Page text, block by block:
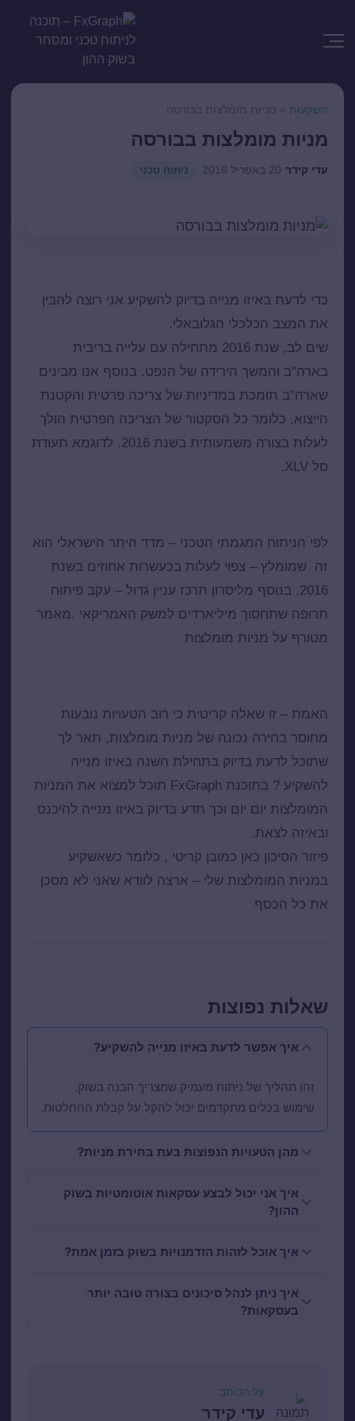
השקעות » מניות מומלצות בבורסה
מניות מומלצות בבורסה
עדי קידר 20 באפריל 2016 ניתוח טכני
כדי לדעת באיזו מנייה בדיוק להשקיע אני רוצה להבין
את המצב הכלכלי הגלובאלי.
שים לב, שנת 2016 מתחילה עם עלייה בריבית
בארה"ב והמשך הירידה של הנפט. בנוסף אנו מבינים
שארה"ב תומכת במדיניות של צריכה פרטית והקטנת
הייצוא, כלומר כל הסקטור של הצריכה הפרטית הולך
לעלות בצורה משמעותית בשנת 2016. לדוגמא תעודת
סל XLV.
לפי הניתוח המגמתי הטכני – מדד היתר הישראלי הוא
זה שמומלץ – צפוי לעלות בכעשרות אחוזים בשנת
2016, בנוסף מליסרון תרכז עניין גדול – עקב פיתוח
תרופה שתחסוך מיליארדים למשק האמריקאי . מאמר
מטורף על מניות מומלצות
האמת – זו שאלה קריטית כי רוב הטעויות נובעות
מחוסר בחירה נכונה של מניות מומלצות, תאר לך
שתוכל לדעת בדיוק בתחילת השנה באיזו מנייה
להשקיע ? בתוכנת FxGraph תוכל למצוא את המניות
המומלצות יום יום וכך תדע בדיוק באיזו מנייה להיכנס
ובאיזה לצאת.
פיזור הסיכון כאן כמובן קריטי , כלומר כשאשקיע
במניות המומלצות שלי – ארצה לוודא שאני לא מסכן
את כל הכסף
שאלות נפוצות
איך אפשר לדעת באיזו מנייה להשקיע?
זהו תהליך של ניתוח מעמיק שמצריך הבנה בשוק.
שימוש בכלים מתקדמים יכול להקל על קבלת ההחלטות.
מהן הטעויות הנפוצות בעת בחירת מניות?
איך אני יכול לבצע עסקאות אוטומטיות בשוק
ההון?
איך אוכל לזהות הזדמנויות בשוק בזמן אמת?
איך ניתן לנהל סיכונים בצורה טובה יותר
בעסקאות?
על הכותב
עדי קידר